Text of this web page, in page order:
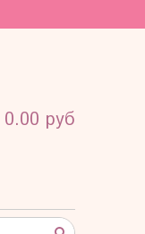
0.00 руб